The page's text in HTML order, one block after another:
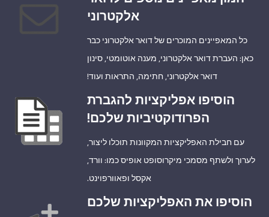
אלקטרוני
כל המאפיינים המוכרים של דואר אלקטרוני כבר
כאן: העברת דואר אלקטרוני, מענה אוטומטי, סינון
דואר אלקטרוני, חתימה, התראות ועוד!
הוסיפו אפליקציות להגברת
הפרודוקטיביות שלכם!
עם חבילת האפליקציות המקוונות תוכלו ליצור,
לערוך ולשתף מסמכי מיקרוסופט אופיס כמו: וורד,
אקסל ופאוורפוינט.
הוסיפו את האפליקציות שלכם